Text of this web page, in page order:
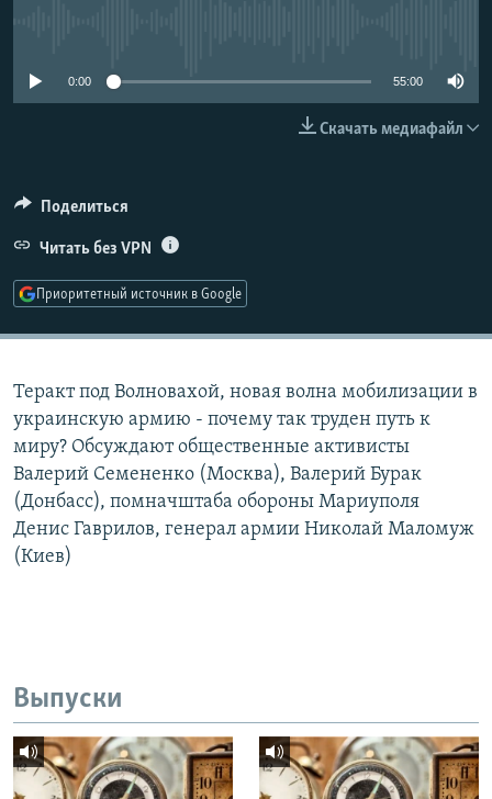
0:00 55:00
Скачать медиафайл
Поделиться
Читать без VPN
Приоритетный источник в Google
Теракт под Волновахой, новая волна мобилизации в
украинскую армию - почему так труден путь к
миру? Обсуждают общественные активисты
Валерий Семененко (Москва), Валерий Бурак
(Донбасс), помначштаба обороны Мариуполя
Денис Гаврилов, генерал армии Николай Маломуж
(Киев)
Выпуски